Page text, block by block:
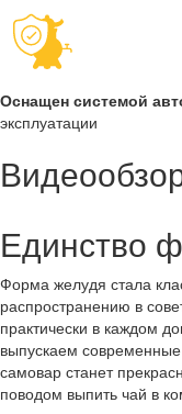
Оснащен системой
эксплуатации
Единство
Форма желудя стала
распространению в
практически в каждом
выпускаем
самовар станет
поводом выпить чай в